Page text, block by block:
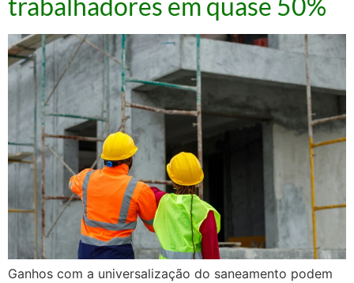
Ganhos com a universalização do saneamento podem